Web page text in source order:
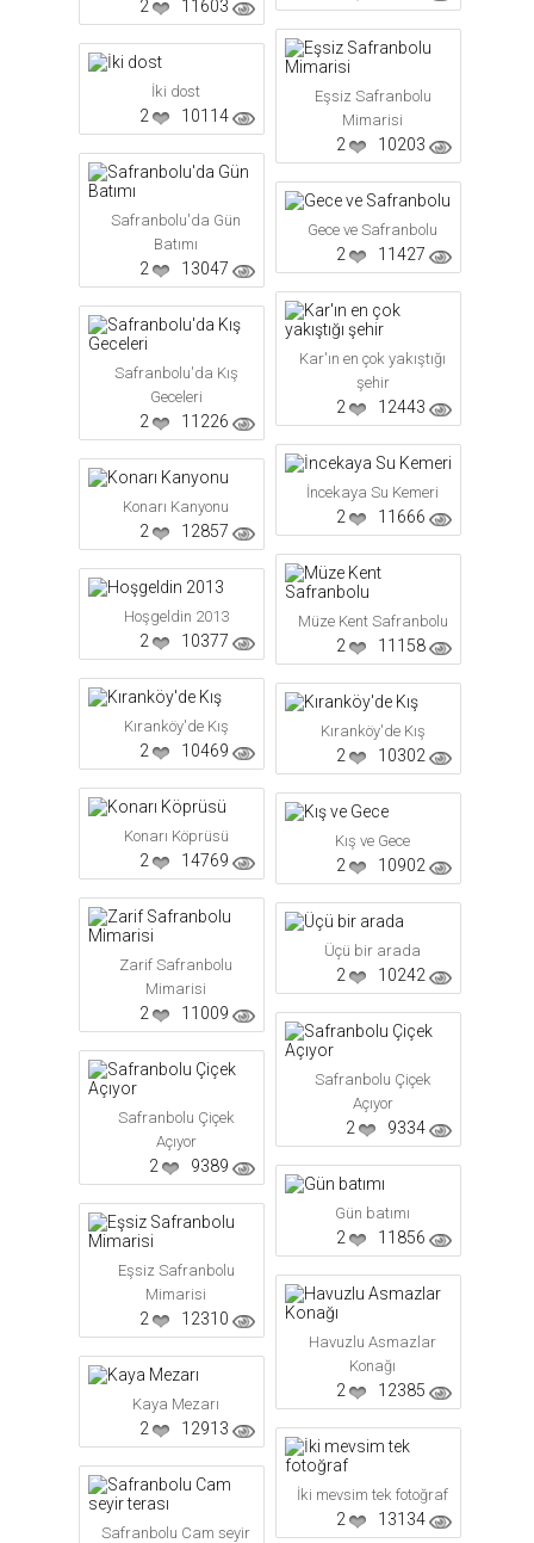
11603
2
Eşsiz Safranbolu
Mimarisi
10203
2
İki dost
10114
2
Safranbolu'da Gün
Batımı
13047
2
Gece ve Safranbolu
11427
2
Kar'ın en çok yakıştığı
şehir
12443
2
Safranbolu'da Kış
Geceleri
11226
2
İncekaya Su Kemeri
11666
2
Konarı Kanyonu
12857
2
Müze Kent Safranbolu
11158
2
Hoşgeldin 2013
10377
2
Kıranköy'de Kış
10469
2
Kıranköy'de Kış
10302
2
Konarı Köprüsü
14769
2
Kış ve Gece
10902
2
Zarif Safranbolu
Mimarisi
11009
2
Üçü bir arada
10242
2
Safranbolu Çiçek
Açıyor
9334
2
Safranbolu Çiçek
Açıyor
9389
2
Gün batımı
11856
2
Eşsiz Safranbolu
Mimarisi
12310
2
Havuzlu Asmazlar
Konağı
12385
2
Kaya Mezarı
12913
2
İki mevsim tek fotoğraf
13134
2
Safranbolu Cam seyir